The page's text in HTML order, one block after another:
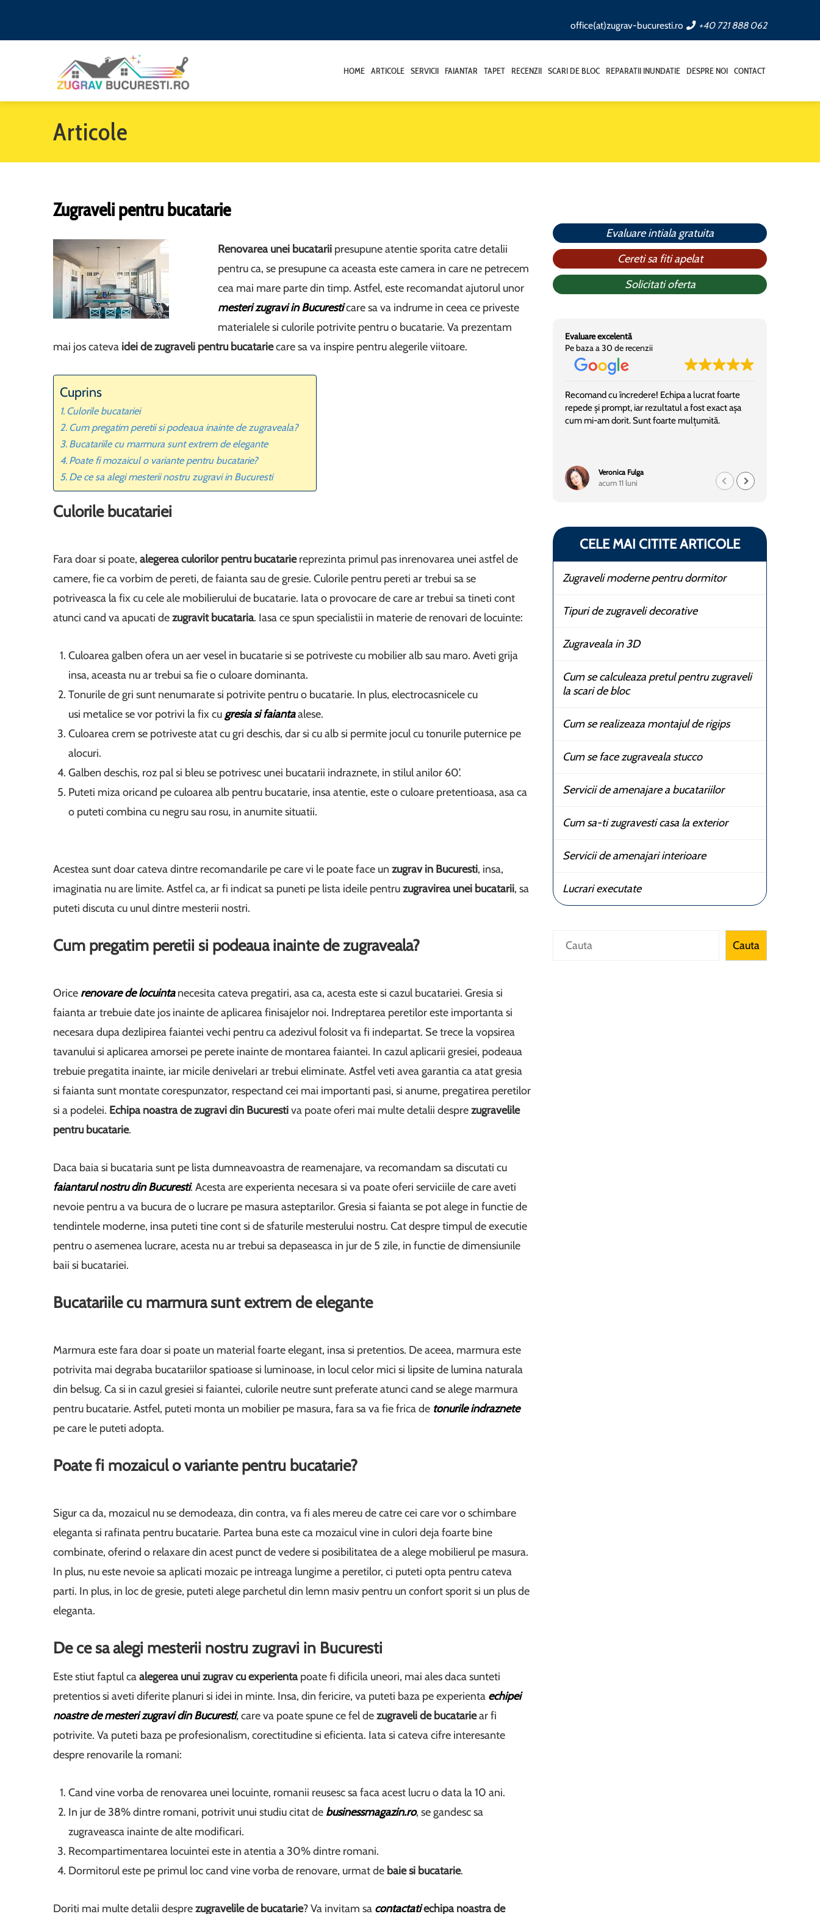
office(at)zugrav-bucuresti.ro +40 721 888 062
HOME ARTICOLE SERVICII FAIANTAR TAPET RECENZII SCARI DE BLOC REPARATII INUNDATIE DESPRE NOI CONTACT
Articole
Zugraveli pentru bucatarie
Renovarea unei bucatarii presupune atentie sporita catre detalii
pentru ca, se presupune ca aceasta este camera in care ne petrecem
cea mai mare parte din timp. Astfel, este recomandat ajutorul unor
mesteri zugravi in Bucuresticare sa va indrume in ceea ce priveste
materialele si culorile potrivite pentru o bucatarie. Va prezentam
mai jos cateva idei de zugraveli pentru bucatariecare sa va inspire pentru alegerile viitoare.
Cuprins
Culorile bucatariei
Cum pregatim peretii si podeaua inainte de zugraveala?
Bucatariile cu marmura sunt extrem de elegante
Poate fi mozaicul o variante pentru bucatarie?
De ce sa alegi mesterii nostru zugravi in Bucuresti
Culorile bucatariei
Fara doar si poate, alegerea culorilor pentru bucatariereprezinta primul pas inrenovarea unei astfel de
camere, fie ca vorbim de pereti, de faianta sau de gresie. Culorile pentru pereti ar trebui sa se
potriveasca la fix cu cele ale mobilierului de bucatarie. Iata o provocare de care ar trebui sa tineti cont
atunci cand va apucati dezugravit bucataria. Iasa ce spun specialistii in materie de renovari de locuinte:
Culoarea galben ofera un aer vesel in bucatarie si se potriveste cu mobilier alb sau maro. Aveti grija
insa, aceasta nu ar trebui sa fie o culoare dominanta.
Tonurile de gri sunt nenumarate si potrivite pentru o bucatarie. In plus, electrocasnicele cu
usi metalice se vor potrivi la fix cu gresia si faiantaalese.
Culoarea crem se potriveste atat cu gri deschis, dar si cu alb si permite jocul cu tonurile puternice pe
alocuri.
Galben deschis, roz pal si bleu se potrivesc unei bucatarii indraznete, in stilul anilor 60’.
Puteti miza oricand pe culoarea alb pentru bucatarie, insa atentie, este o culoare pretentioasa, asa ca
o puteti combina cu negru sau rosu, in anumite situatii.
Acestea sunt doar cateva dintre recomandarile pe care vi le poate face un zugrav in Bucuresti, insa,
imaginatia nu are limite. Astfel ca, ar fi indicat sa puneti pe lista ideile pentruzugravirea unei bucatarii, sa
puteti discuta cu unul dintre mesterii nostri.
Cum pregatim peretii si podeaua inainte de zugraveala?
Orice renovare de locuintanecesita cateva pregatiri, asa ca, acesta este si cazul bucatariei. Gresia si
faianta ar trebuie date jos inainte de aplicarea finisajelor noi. Indreptarea peretilor este importanta si
necesara dupa dezlipirea faiantei vechi pentru ca adezivul folosit va fi indepartat. Se trece la vopsirea
tavanului si aplicarea amorsei pe perete inainte de montarea faiantei. In cazul aplicarii gresiei, podeaua
trebuie pregatita inainte, iar micile denivelari ar trebui eliminate. Astfel veti avea garantia ca atat gresia
si faianta sunt montate corespunzator, respectand cei mai importanti pasi, si anume, pregatirea peretilor
si a podelei. Echipa noastra de zugravi din Bucurestiva poate oferi mai multe detalii desprezugravelile
pentru bucatarie.
Daca baia si bucataria sunt pe lista dumneavoastra de reamenajare, va recomandam sa discutati cu
faiantarul nostru din Bucuresti. Acesta are experienta necesara si va poate oferi serviciile de care aveti
nevoie pentru a va bucura de o lucrare pe masura asteptarilor. Gresia si faianta se pot alege in functie de
tendintele moderne, insa puteti tine cont si de sfaturile mesterului nostru. Cat despre timpul de executie
pentru o asemenea lucrare, acesta nu ar trebui sa depaseasca in jur de 5 zile, in functie de dimensiunile
baii si bucatariei.
Bucatariile cu marmura sunt extrem de elegante
Marmura este fara doar si poate un material foarte elegant, insa si pretentios. De aceea, marmura este
potrivita mai degraba bucatariilor spatioase si luminoase, in locul celor mici si lipsite de lumina naturala
din belsug. Ca si in cazul gresiei si faiantei, culorile neutre sunt preferate atunci cand se alege marmura
pentru bucatarie. Astfel, puteti monta un mobilier pe masura, fara sa va fie frica de tonurile indraznete
pe care le puteti adopta.
Poate fi mozaicul o variante pentru bucatarie?
Sigur ca da, mozaicul nu se demodeaza, din contra, va fi ales mereu de catre cei care vor o schimbare
eleganta si rafinata pentru bucatarie. Partea buna este ca mozaicul vine in culori deja foarte bine
combinate, oferind o relaxare din acest punct de vedere si posibilitatea de a alege mobilierul pe masura.
In plus, nu este nevoie sa aplicati mozaic pe intreaga lungime a peretilor, ci puteti opta pentru cateva
parti. In plus, in loc de gresie, puteti alege parchetul din lemn masiv pentru un confort sporit si un plus de
eleganta.
De ce sa alegi mesterii nostru zugravi in Bucuresti
Este stiut faptul caalegerea unui zugrav cu experientapoate fi dificila uneori, mai ales daca sunteti
pretentios si aveti diferite planuri si idei in minte. Insa, din fericire, va puteti baza pe experienta echipei
noastre de mesteri zugravi din Bucuresti,care va poate spune ce fel dezugraveli de bucatariear fi
potrivite. Va puteti baza pe profesionalism, corectitudine si eficienta. Iata si cateva cifre interesante
despre renovarile la romani:
Cand vine vorba de renovarea unei locuinte, romanii reusesc sa faca acest lucru o data la 10 ani.
In jur de 38% dintre romani, potrivit unui studiu citat de businessmagazin.ro, se gandesc sa
zugraveasca inainte de alte modificari.
Recompartimentarea locuintei este in atentia a 30% dintre romani.
Dormitorul este pe primul loc cand vine vorba de renovare, urmat de baie si bucatarie.
Doriti mai multe detalii desprezugravelile de bucatarie? Va invitam sa contactatiechipa noastra de
Evaluare intiala gratuita
Cereti sa fiti apelat
Solicitati oferta
Evaluare excelentă
Pe baza a 30 de recenzii
Recomand cu încredere! Echipa a lucrat foarte
repede și prompt, iar rezultatul a fost exact așa
cum mi-am dorit. Sunt foarte mulțumită.
Veronica Fulga
acum 11 luni
CELE MAI CITITE ARTICOLE
Zugraveli moderne pentru dormitor
Tipuri de zugraveli decorative
Zugraveala in 3D
Cum se calculeaza pretul pentru zugraveli
la scari de bloc
Cum se realizeaza montajul de rigips
Cum se face zugraveala stucco
Servicii de amenajare a bucatariilor
Cum sa-ti zugravesti casa la exterior
Servicii de amenajari interioare
Lucrari executate
Caută Cauta